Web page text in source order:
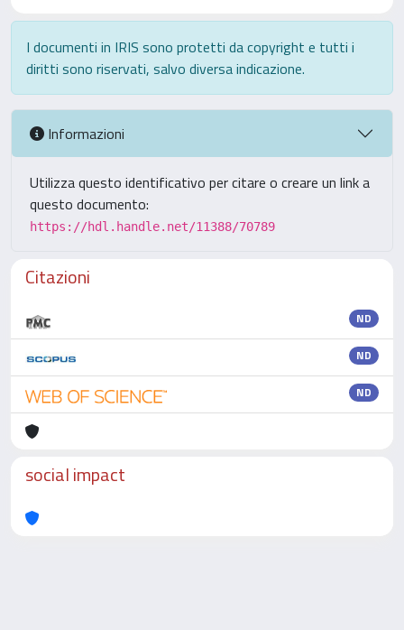
I documenti in IRIS sono protetti da copyright e tutti i
diritti sono riservati, salvo diversa indicazione.
Informazioni
Utilizza questo identificativo per citare o creare un link a
questo documento:
https://hdl.handle.net/11388/70789
Citazioni
ND
ND
ND
social impact